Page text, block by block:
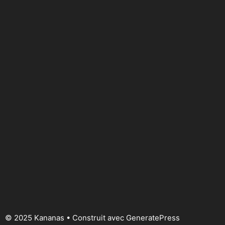
© 2025 Kananas • Construit avec GeneratePress